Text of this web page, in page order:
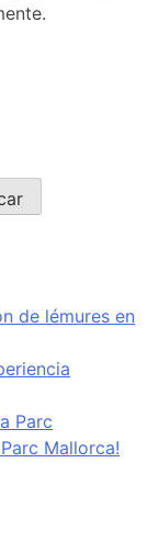
de lémures en
Parc
Mallorca!